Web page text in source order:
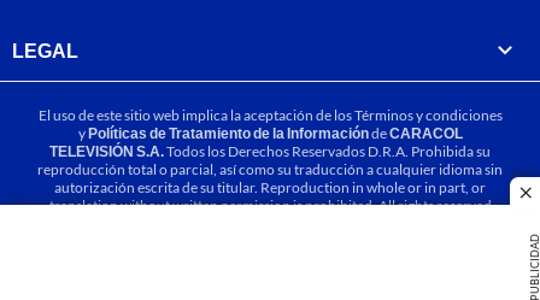
PUBLICIDAD
LEGAL
El uso de este sitio web implica la aceptación de losTérminos y condiciones
yPolíticas de Tratamiento de la InformacióndeCARACOL
TELEVISIÓN S.A.Todos los Derechos Reservados D.R.A. Prohibida su
reproducción total o parcial, así como su traducción a cualquier idioma sin
autorización escrita de su titular. Reproduction in whole or in part, or
translation without written permission is prohibited. All rights reserved